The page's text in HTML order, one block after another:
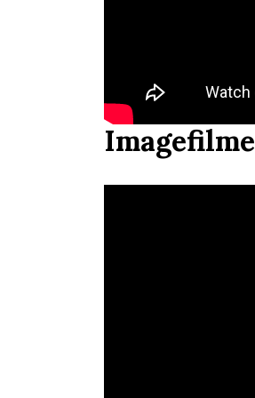
Imagefilme